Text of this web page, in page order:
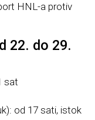
HNL-a protiv
22. do 29.
sat
od 17 sati, istok